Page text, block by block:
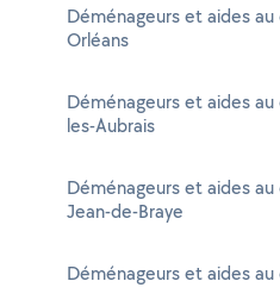
Déménageurs et aides
Orléans
Déménageurs et aides
les-Aubrais
Déménageurs et aides
Jean-de-Braye
Déménageurs et aides